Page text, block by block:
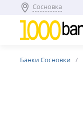
Сосновка
Банки Сосновки